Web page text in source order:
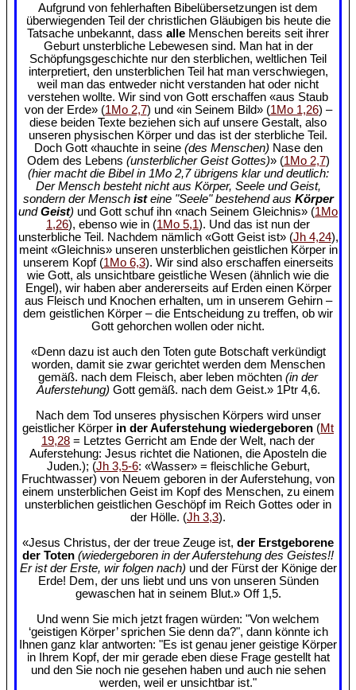
Aufgrund von fehlerhaften Bibelübersetzungen ist dem
überwiegenden Teil der christlichen Gläubigen bis heute die
Tatsache unbekannt, dass alle Menschen bereits seit ihrer
Geburt unsterbliche Lebewesen sind. Man hat in der
Schöpfungsgeschichte nur den sterblichen, weltlichen Teil
interpretiert, den unsterblichen Teil hat man verschwiegen,
weil man das entweder nicht verstanden hat oder nicht
verstehen wollte. Wir sind von Gott erschaffen «aus Staub
von der Erde» (1Mo 2,7) und «in Seinem Bild» (1Mo 1,26) –
diese beiden Texte beziehen sich auf unsere Gestalt, also
unseren physischen Körper und das ist der sterbliche Teil.
Doch Gott «hauchte in seine (des Menschen) Nase den
Odem des Lebens (unsterblicher Geist Gottes)» (1Mo 2,7)
(hier macht die Bibel in 1Mo 2,7 übrigens klar und deutlich:
Der Mensch besteht nicht aus Körper, Seele und Geist,
sondern der Mensch isteine "Seele" bestehend aus Körper
undGeist) und Gott schuf ihn «nach Seinem Gleichnis» (1Mo
1,26), ebenso wie in (1Mo 5,1). Und das ist nun der
unsterbliche Teil. Nachdem nämlich «Gott Geist ist» (Jh 4,24),
meint «Gleichnis» unseren unsterblichen geistlichen Körper in
unserem Kopf (1Mo 6,3). Wir sind also erschaffen einerseits
wie Gott, als unsichtbare geistliche Wesen (ähnlich wie die
Engel), wir haben aber andererseits auf Erden einen Körper
aus Fleisch und Knochen erhalten, um in unserem Gehirn –
dem geistlichen Körper – die Entscheidung zu treffen, ob wir
Gott gehorchen wollen oder nicht.
«Denn dazu ist auch den Toten gute Botschaft verkündigt
worden, damit sie zwar gerichtet werden dem Menschen
gemäß. nach dem Fleisch, aber leben möchten (in der
Auferstehung) Gott gemäß. nach dem Geist.» 1Ptr 4,6.
Nach dem Tod unseres physischen Körpers wird unser
geistlicher Körper in der Auferstehung wiedergeboren (Mt
19,28 = Letztes Gerricht am Ende der Welt, nach der
Auferstehung: Jesus richtet die Nationen, die Aposteln die
Juden.); (Jh 3,5-6: «Wasser» = fleischliche Geburt,
Fruchtwasser) von Neuem geboren in der Auferstehung, von
einem unsterblichen Geist im Kopf des Menschen, zu einem
unsterblichen geistlichen Geschöpf im Reich Gottes oder in
der Hölle. (Jh 3,3).
«Jesus Christus, der der treue Zeuge ist, der Erstgeborene
der Toten (wiedergeboren in der Auferstehung des Geistes!!
Er ist der Erste, wir folgen nach) und der Fürst der Könige der
Erde! Dem, der uns liebt und uns von unseren Sünden
gewaschen hat in seinem Blut.» Off 1,5.
Und wenn Sie mich jetzt fragen würden: "Von welchem
‘geistigen Körper’ sprichen Sie denn da?", dann könnte ich
Ihnen ganz klar antworten: "Es ist genau jener geistige Körper
in Ihrem Kopf, der mir gerade eben diese Frage gestellt hat
und den Sie noch nie gesehen haben und auch nie sehen
werden, weil er unsichtbar ist."